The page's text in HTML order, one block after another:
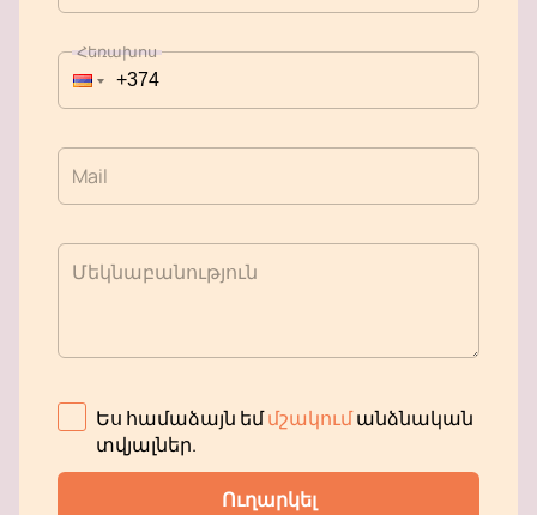
Հեռախոս
Mail
Մեկնաբանություն
Ես համաձայն եմմշակումանձնական
տվյալներ.
Ուղարկել